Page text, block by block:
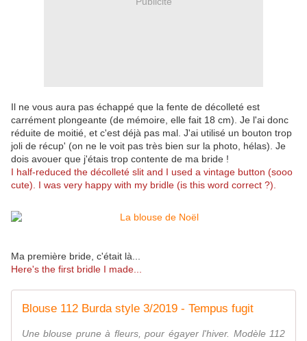
Il ne vous aura pas échappé que la fente de décolleté est
carrément plongeante (de mémoire, elle fait 18 cm). Je l'ai donc
réduite de moitié, et c'est déjà pas mal. J'ai utilisé un bouton trop
joli de récup' (on ne le voit pas très bien sur la photo, hélas). Je
dois avouer que j'étais trop contente de ma bride !
I half-reduced the décolleté slit and I used a vintage button (sooo
cute). I was very happy with my bridle (is this word correct ?).
Ma première bride, c'était là...
Here's the first bridle I made...
Blouse 112 Burda style 3/2019 - Tempus fugit
Une blouse prune à fleurs, pour égayer l'hiver. Modèle 112